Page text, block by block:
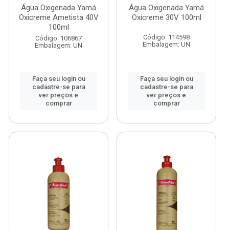
Água Oxigenada Yamá
Oxicreme Ametista 40V
100ml
Código: 106867
Embalagem: UN
Faça seu login ou
cadastre-se para
ver preços e
comprar
Água Oxigenada Yamá
Oxicreme 30V 100ml
Código: 114598
Embalagem: UN
Faça seu login ou
cadastre-se para
ver preços e
comprar